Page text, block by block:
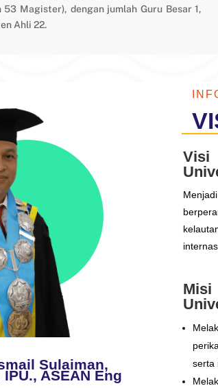
Magister), dengan jumlah Guru Besar 1,
Ahli 22.
Sulaiman,
IPU., ASEAN Eng
Visi
serta